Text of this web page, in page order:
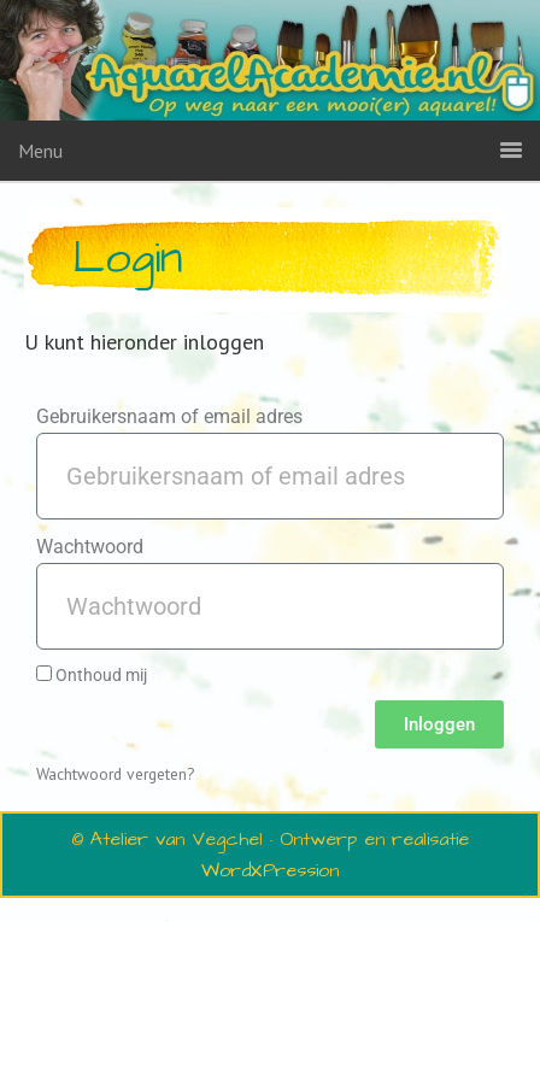
Menu
Login
U kunt hieronder inloggen
Gebruikersnaam of email adres
Wachtwoord
Onthoud mij
Inloggen
Wachtwoord vergeten?
© Atelier van Vegchel · Ontwerp en realisatie
WordXPression